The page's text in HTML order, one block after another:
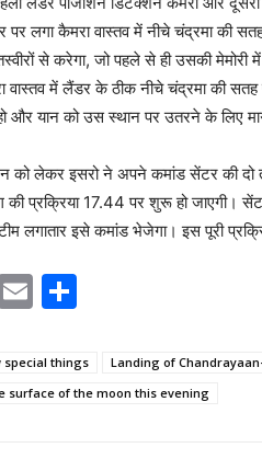
पर लगा कैमरा वास्तव में नीचे चंद्रमा की
से करेगा, जो पहले से ही उसकी मेमोरी
वास्तव में लैंडर के ठीक नीचे चंद्रमा की
यान को उस स्थान पर उतरने के लिए
को लेकर इसरो ने अपने कमांड सेंटर की दो
की प्रक्रिया 17.44 पर शुरू हो
लगातार इसे कमांड भेजेगा। इस पूरी
E
ai
l
ar
e
special things Landing of
surface of the moon this evening